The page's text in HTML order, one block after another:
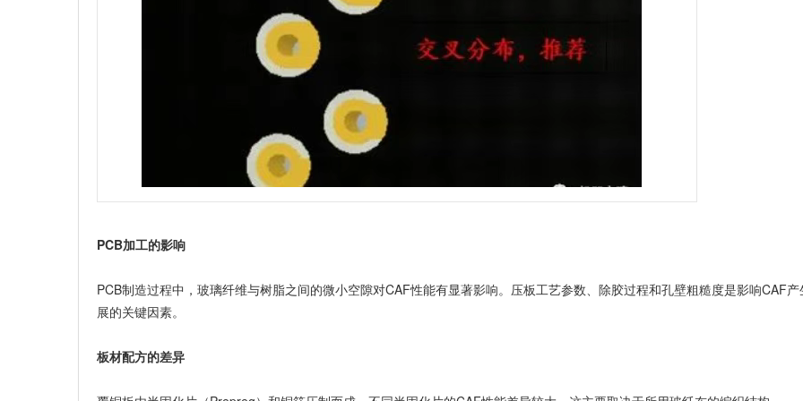
PCB加工的影响
PCB制造过程中，玻璃纤维与树脂之间的微小空隙对CAF性能有显著影响。压板工艺参数、除胶过程和孔壁粗糙度是影响CAF
展的关键因素。
板材配方的差异